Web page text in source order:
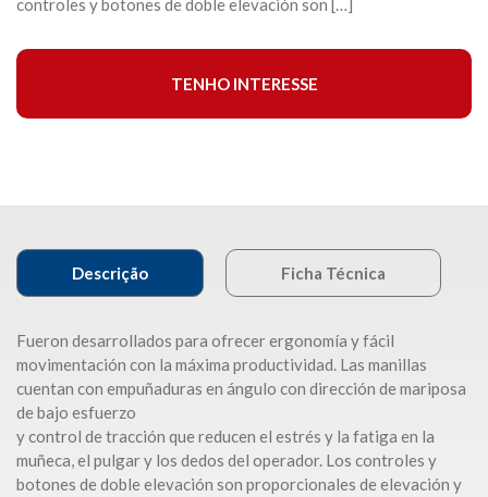
controles y botones de doble elevación son […]
TENHO INTERESSE
Descrição Ficha Técnica
Fueron desarrollados para ofrecer ergonomía y fácil
movimentación con la máxima productividad. Las manillas
cuentan con empuñaduras en ángulo con dirección de mariposa
de bajo esfuerzo
y control de tracción que reducen el estrés y la fatiga en la
muñeca, el pulgar y los dedos del operador. Los controles y
botones de doble elevación son proporcionales de elevación y